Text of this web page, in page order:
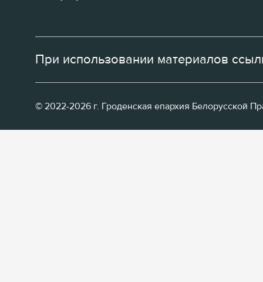
При использовании материалов
© 2022-2026 г. Гроденская епархия Белорусской